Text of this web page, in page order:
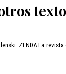
ZENDA La